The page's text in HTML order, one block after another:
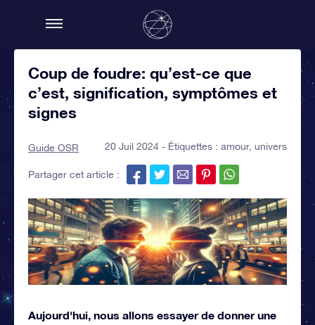
Coup de foudre: qu’est-ce que
c’est, signification, symptômes et
signes
Guide OSR 20 Juil 2024 - Étiquettes : amour, univers
Partager cet article :
Aujourd'hui, nous allons essayer de donner une